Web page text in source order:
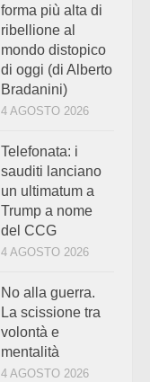
forma più alta di
ribellione al
mondo distopico
di oggi (di Alberto
Bradanini)
4 AGOSTO 2026
Telefonata: i
sauditi lanciano
un ultimatum a
Trump a nome
del CCG
4 AGOSTO 2026
No alla guerra.
La scissione tra
volontà e
mentalità
4 AGOSTO 2026